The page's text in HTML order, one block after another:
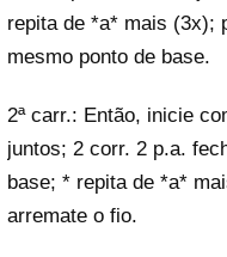
repita de *a* mais (3x);
mesmo ponto de base.
2ª carr.: Então, inicie
juntos; 2 corr. 2 p.a.
base; * repita de *a*
arremate o fio.